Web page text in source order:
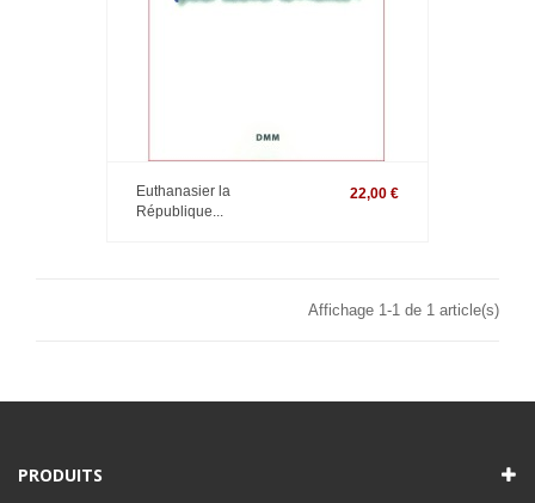
Euthanasier la
République...
22,00 €
Affichage 1-1 de 1 article(s)
PRODUITS